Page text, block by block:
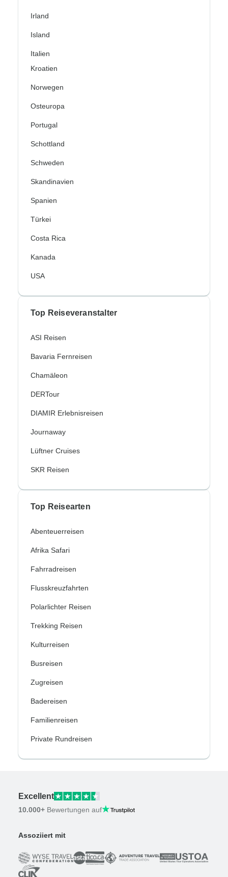
Irland
Island
Italien
Kroatien
Norwegen
Osteuropa
Portugal
Schottland
Schweden
Skandinavien
Spanien
Türkei
Costa Rica
Kanada
USA
Top Reiseveranstalter
ASI Reisen
Bavaria Fernreisen
Chamäleon
DERTour
DIAMIR Erlebnisreisen
Journaway
Lüftner Cruises
SKR Reisen
Top Reisearten
Abenteuerreisen
Afrika Safari
Fahrradreisen
Flusskreuzfahrten
Polarlichter Reisen
Trekking Reisen
Kulturreisen
Busreisen
Zugreisen
Badereisen
Familienreisen
Private Rundreisen
Excellent
10.000+ Bewertungen auf
Assoziiert mit